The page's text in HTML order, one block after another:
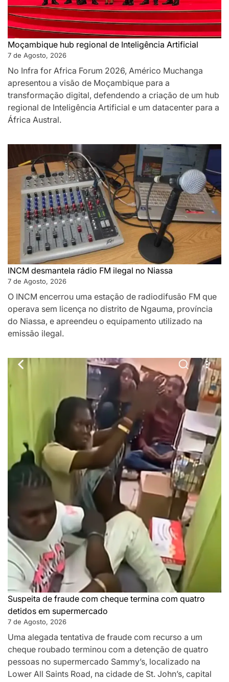
Moçambique hub regional de Inteligência Artificial
7 de Agosto, 2026
No Infra for Africa Forum 2026, Américo Muchanga
apresentou a visão de Moçambique para a
transformação digital, defendendo a criação de um hub
regional de Inteligência Artificial e um datacenter para a
África Austral.
INCM desmantela rádio FM ilegal no Niassa
7 de Agosto, 2026
O INCM encerrou uma estação de radiodifusão FM que
operava sem licença no distrito de Ngauma, província
do Niassa, e apreendeu o equipamento utilizado na
emissão ilegal.
Suspeita de fraude com cheque termina com quatro
detidos em supermercado
7 de Agosto, 2026
Uma alegada tentativa de fraude com recurso a um
cheque roubado terminou com a detenção de quatro
pessoas no supermercado Sammy’s, localizado na
Lower All Saints Road, na cidade de St. John’s, capital